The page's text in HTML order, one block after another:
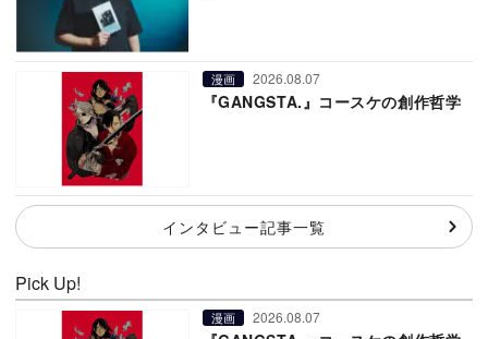
漫画 2026.08.07
『GANGSTA.』コースケの創作哲学
インタビュー記事一覧
Pick Up!
漫画 2026.08.07